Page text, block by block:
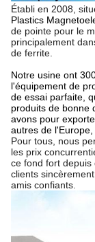
Établi en 2008,
Plastics
de pointe pour le
principalement
de ferrite.
Notre usine ont
l'équipement de
de essai parfaite,
produits de bonne
avons pour
autres de
Pour tous, nous
les prix
ce fond fort depuis
clients
amis confiants.